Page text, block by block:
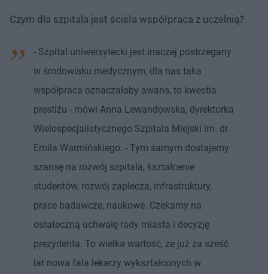
Czym dla szpitala jest ścisła współpraca z uczelnią?
- Szpital uniwersytecki jest inaczej postrzegany
w środowisku medycznym, dla nas taka
współpraca oznaczałaby awans, to kwestia
prestiżu - mówi Anna Lewandowska, dyrektorka
Wielospecjalistycznego Szpitala Miejski im. dr.
Emila Warmińskiego. - Tym samym dostajemy
szansę na rozwój szpitala, kształcenie
studentów, rozwój zaplecza, infrastruktury,
prace badawcze, naukowe. Czekamy na
ostateczną uchwałę rady miasta i decyzję
prezydenta. To wielka wartość, ze już za sześć
lat nowa fala lekarzy wykształconych w